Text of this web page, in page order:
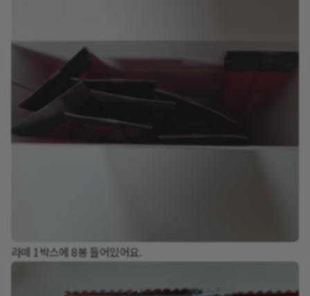
라떼 1박스에 8봉 들어있어요.